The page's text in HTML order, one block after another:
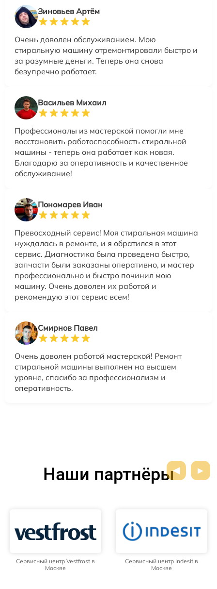
Зиновьев Артём
Очень доволен обслуживанием. Мою
стиральную машину отремонтировали быстро и
за разумные деньги. Теперь она снова
безупречно работает.
Васильев Михаил
Профессионалы из мастерской помогли мне
восстановить работоспособность стиральной
машины - теперь она работает как новая.
Благодарю за оперативность и качественное
обслуживание!
Пономарев Иван
Превосходный сервис! Моя стиральная машина
нуждалась в ремонте, и я обратился в этот
сервис. Диагностика была проведена быстро,
запчасти были заказаны оперативно, и мастер
профессионально и быстро починил мою
машину. Очень доволен их работой и
рекомендую этот сервис всем!
Смирнов Павел
Очень доволен работой мастерской! Ремонт
стиральной машины выполнен на высшем
уровне, спасибо за профессионализм и
оперативность.
Наши партнёры
Сервисный центр Vestfrost в
Москве
Сервисный центр Indesit в
Москве